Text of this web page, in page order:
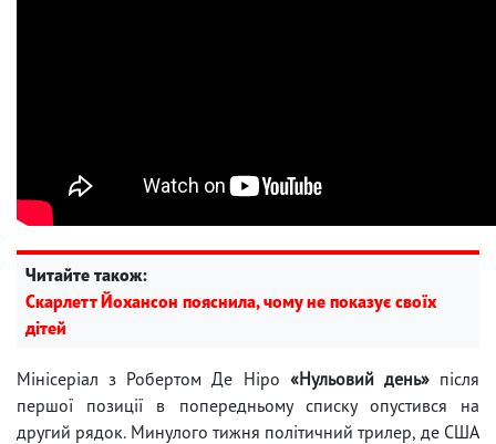
Читайте також:
Скарлетт Йохансон пояснила, чому не показує своїх
дітей
Мінісеріал з Робертом Де Ніро «Нульовий день»після
першої позиції в попередньому списку опустився на
другий рядок. Минулого тижня політичний трилер, де США